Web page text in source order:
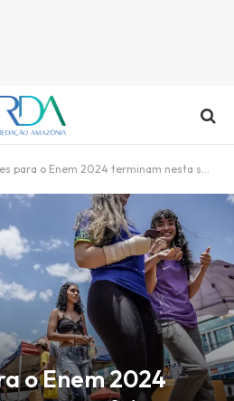
para o Enem 2024 terminam nesta sexta-feira
o Enem 2024